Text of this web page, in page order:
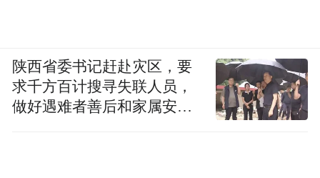
陕西省委书记赶赴灾区，要
求千方百计搜寻失联人员，
做好遇难者善后和家属安抚